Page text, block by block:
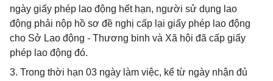
ngày giấy phép lao động hết hạn, người sử dụng lao
động phải nộp hồ sơ đề nghị cấp lại giấy phép lao động
cho Sở Lao động - Thương binh và Xã hội đã cấp giấy
phép lao động đó.
3. Trong thời hạn 03 ngày làm việc, kể từ ngày nhận đủ